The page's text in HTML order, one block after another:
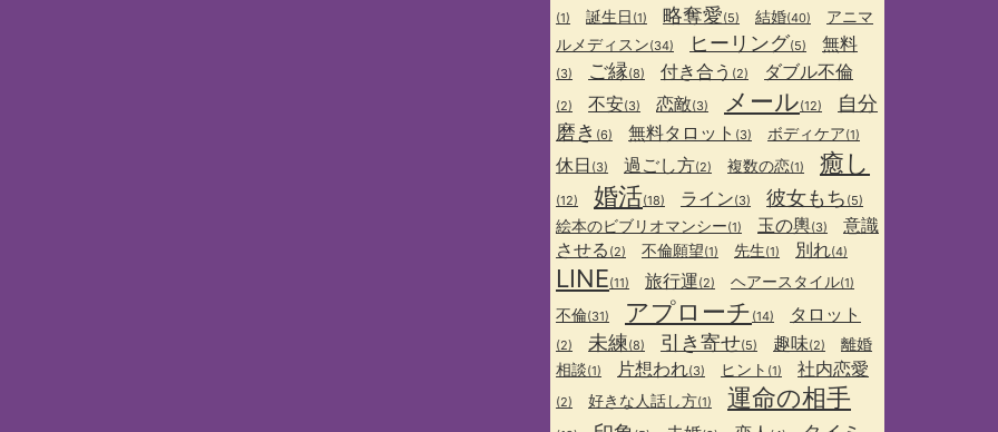
(1) 誕生日 (1) 略奪愛(5) 結婚(40)
アニマ
ルメディスン(34) ヒーリング(5) 無料
(3) ご縁(8) 付き合う (2) ダブル不倫
(2) 不安(3) 恋敵(3) メール(12)
自分
磨き (6) 無料タロット (3) ボディケア(1)
休日 (3) 過ごし方(2) 複数の恋(1) 癒し
(12) 婚活(18) ライン(3) 彼女もち (5)
絵本のビブリオマンシー(1) 玉の輿(3)
意識
させる (2) 不倫願望(1) 先生(1) 別れ(4)
LINE(11) 旅行運(2) ヘアースタイル(1)
不倫(31) アプローチ (14) タロット
(2) 未練(8) 引き寄せ(5) 趣味(2)
離婚
相談(1) 片想われ(3) ヒント (1) 社内恋愛
(2) 好きな人話し方(1) 運命の相手